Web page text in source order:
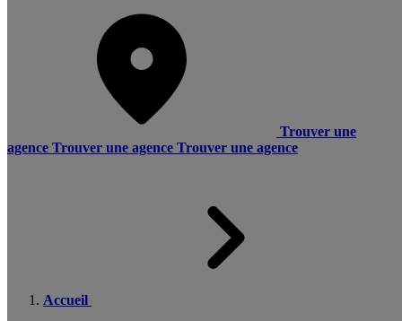
Trouver une
agence Trouver une agence Trouver une agence
Accueil